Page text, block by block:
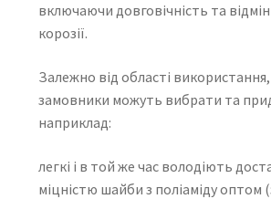
включаючи довговічність та
корозії.
Залежно від області
замовники можуть вибрати та
наприклад:
легкі і в той же час володіють
міцністю шайби з поліаміду оптом